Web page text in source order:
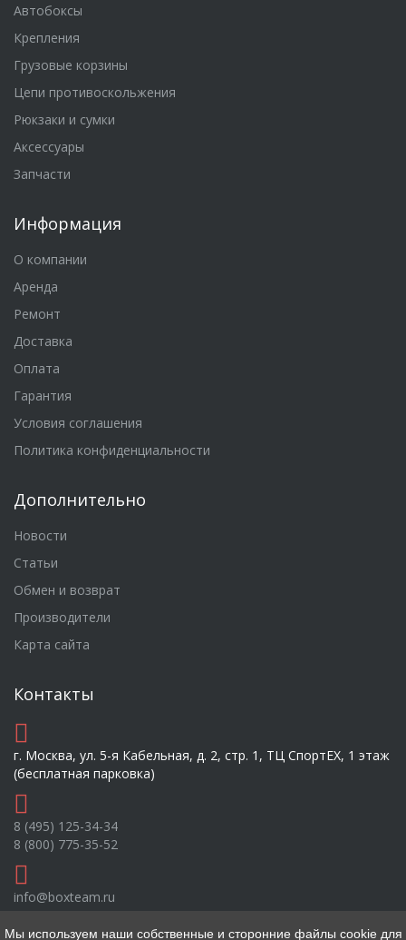
Автобоксы
Крепления
Грузовые корзины
Цепи противоскольжения
Рюкзаки и сумки
Аксессуары
Запчасти
Информация
О компании
Аренда
Ремонт
Доставка
Оплата
Гарантия
Условия соглашения
Политика конфиденциальности
Дополнительно
Новости
Статьи
Обмен и возврат
Производители
Карта сайта
Контакты
г. Москва, ул. 5-я Кабельная, д. 2, стр. 1, ТЦ СпортEX, 1 этаж
(бесплатная парковка)
8 (495) 125-34-34
8 (800) 775-35-52
info@boxteam.ru
Мы используем наши собственные и сторонние файлы cookie для